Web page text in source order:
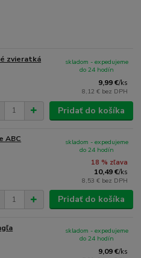
zvieratká
9,99 €/ks
8,12 € bez DPH
skladom - expedujeme
do 24 hodín
Pridať do košíka
ABC
18 % zľava
10,49 €/ks
8,53 € bez DPH
skladom - expedujeme
do 24 hodín
Pridať do košíka
9,09 €/ks
skladom - expedujeme
do 24 hodín